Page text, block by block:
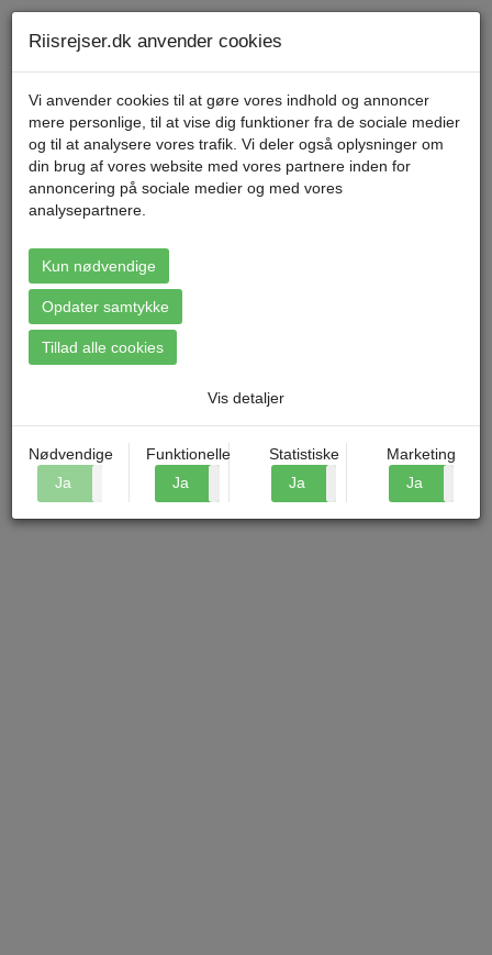
Menu
Booking: Sydhavsøerne -
Lolland og Falster
Riisrejser.dk anvender cookies
Vi anvender cookies til at gøre vores indhold og annoncer
mere personlige, til at vise dig funktioner fra de sociale medier
og til at analysere vores trafik. Vi deler også oplysninger om
din brug af vores website med vores partnere inden for
annoncering på sociale medier og med vores
analysepartnere.
Kun nødvendige
Opdater samtykke
Tillad alle cookies
Vis detaljer
Nødvendige
Ja
Funktionelle
Ja
Statistiske
Ja
Marketing
Ja